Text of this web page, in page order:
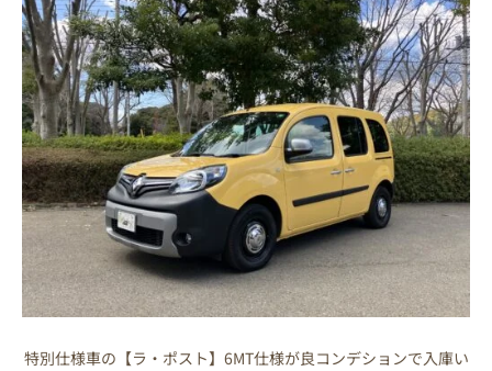
特別仕様車の【ラ・ポスト】6MT仕様が良コンデションで入庫い